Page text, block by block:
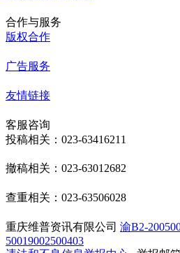
合作与服务
版权合作
广告服务
友情链接
客服咨询
投稿相关：023-63416211
撤稿相关：023-63012682
查重相关：023-63506028
重庆维普资讯有限公司 渝B2-
50019002500403